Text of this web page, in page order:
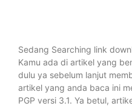
Sedang Searching link
Kamu ada di artikel yang
dulu ya sebelum lanjut
artikel yang anda baca ini
PGP versi 3.1. Ya betul,